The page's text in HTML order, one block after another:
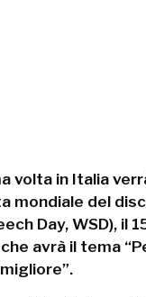
volta in Italia
mondiale del
Day, WSD), il
avrà il tema